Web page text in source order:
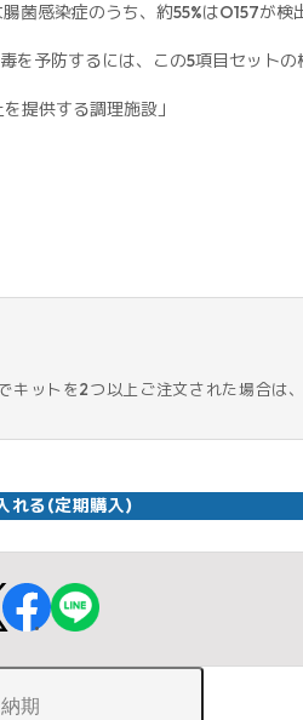
菌感染症のうち、約55%はO157が
を予防するには、この5項目セット
提供する調理施設」
キットを2つ以上ご注文された場合は
れる(定期購入)
納期